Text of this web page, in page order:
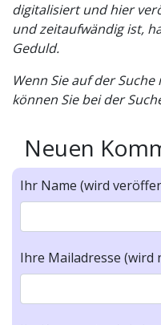
digitalisiert und hier
und zeitaufwändig ist,
Geduld.
Wenn Sie auf der
können Sie bei der
Neuen
Ihr Name (wird
Ihre Mailadresse